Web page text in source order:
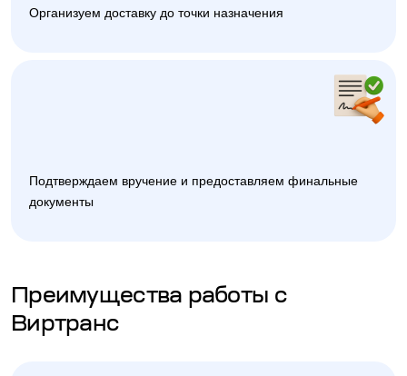
Организуем доставку до точки назначения
Подтверждаем вручение и предоставляем финальные
документы
Преимущества работы с
Виртранс